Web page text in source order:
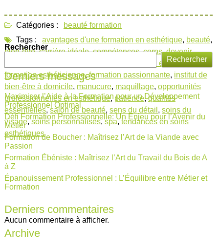
Catégories :
beauté formation
Tags :
avantages d'une formation en esthétique, beauté,
bien-être,carrière idéale,compétences,corps,devenir
formation en esthétique,
formation esthéticienne,formation passionnante, institut de
bien-être à domicile, manucure, maquillage, opportunités
professionnelles en esthétique,patience,qualités
essentielles,salon de beauté, sens du détail , soins du
visage,soins personnalisés,spa,tendances en soins
esthétiques
Rechercher
Rechercher
Derniers messages
Maximiser l’Aide à la Formation pour un Développement
Professionnel Optimal
Défi Formation Professionnelle: Un Enjeu pour l’Avenir du
Métier
Formation de Boucher : Maîtrisez l’Art de la Viande avec
Passion
Formation Ébéniste : Maîtrisez l’Art du Travail du Bois de A
à Z
Épanouissement Professionnel : L’Équilibre entre Métier et
Formation
Derniers commentaires
Aucun commentaire à afficher.
Archive